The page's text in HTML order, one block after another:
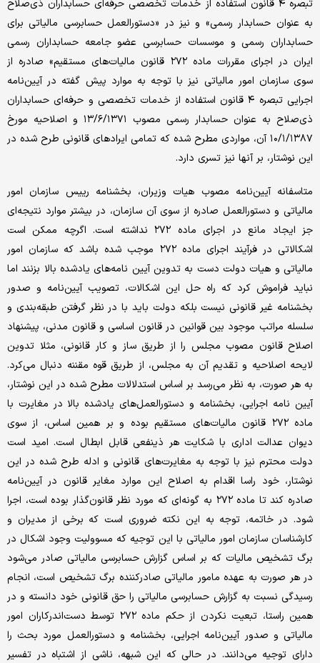
تبصره ۴ قانون استفاده از خدمات تخصصی حرفه‌ای حسابداران ذی‌صلاح
به عنوان حسابدار رسمی» و نیز در «دستورالعمل حسابرسی مالیاتی برای
حسابداران رسمی و موسسات حسابرسی عضو جامعه حسابداران رسمی
ایران در اجرای مقررات ماده ۲۷۲ قانون مالیات‌های مستقیم» صادره از
سوی سازمان امور مالیاتی نیز با توجه به موارد پیش گفته در آیین‌نامه
اجرایی تبصره ۴ قانون استفاده از خدمات تخصصی و حرفه‌ای حسابداران
ذی‌صلاح به عنوان حسابدار رسمی مصوب ۱۳/۶/۱۳۷۱ و اصلاحیه مورخ
۱۰/۱/۱۳۸۷ آن، مواردی مطرح شده که تمامی ایراد‌های قانونی طرح شده در
این نوشتار، بر آنها نیز تسری دارد.
متاسفانه آیین‌نامه مصوب هیات وزیران، بخشنامه رییس سازمان امور
مالیاتی و دستورالعمل صادره از سوی آن سازمان، در بیشتر موارد نتیجه‌ای
جز ایجاد مانع در اجرای ماده ۲۷۲ نداشته است. اگرچه ممکن است
اشکالاتی در فرآیند اجرای ماده ۲۷۲ موجب شده باشد که سازمان امور
مالیاتی و هیات دولت دست به تدوین آیین نامه‌های یادشده بالا بزنند اما
نباید فراموش کرد که راه حل این اشکالات، تصویب آیین‌نامه و صدور
بخشنامه غیر قانونی نیست بلکه دولت باید با در نظر گرفتن طبقه‌بندی و
سلسله مراتب موجود بین قوانین در قانون اساسی و قانون مدنی، پیشنهاد
اصلاح قانون مصوب مجلس را از طریق ساز و کار قانونی، مثلا تدوین
لایحه اصلاحیه و تقدیم آن به مجلس، از طریق قوه مقننه دنبال می‌کرد.
به هر صورت، به نظر می‌رسد بر اساس استدلالات مطرح شده در این نوشتار،
آیین نامه اجرایی، بخشنامه و دستور‌العمل‌های یادشده بالا در مغایرت با
ماده ۲۷۲ قانون مالیات‌های مستقیم بوده و بر همین اساس، از سوی
دیوان عدالت اداری با شکایت هر ذینفعی قابل ابطال است. امید است
دولت محترم نیز با توجه به مغایرت‌های قانونی و ادله طرح شده در این
نوشتار، خود راسا اقدام به اصلاح این موارد مغایر قانون در آیین‌نامه
صادره کند تا ماده ۲۷۲ به گونه‌ای که مورد نظر قانون‌گذار بوده ‌است، اجرا
شود. در خاتمه، توجه به این نکته ضروری است که برخی از مدیران و
کارشناسان سازمان امور مالیاتی با این توجیه که مسوولیت وجود اشکال در
برگ تشخیص مالیات که بر اساس گزارش حسابرسی مالیاتی صادر می‌شود
در هر صورت به عهده مامور مالیاتی صادرکننده برگ تشخیص است، انجام
رسیدگی نسبت به گزارش حسابرسی مالیاتی را حق قانونی خود دانسته و در
همین راستا، تبعیت نکردن از حکم ماده ۲۷۲ توسط دست‌اندرکاران امور
مالیاتی و صدور آیین‌نامه اجرایی، بخشنامه و دستورالعمل مورد بحث را
دارای توجیه می‌دانند. در حالی که این شبهه، ناشی از اشتباه در تفسیر